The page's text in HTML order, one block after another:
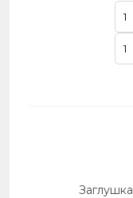
Заглушка